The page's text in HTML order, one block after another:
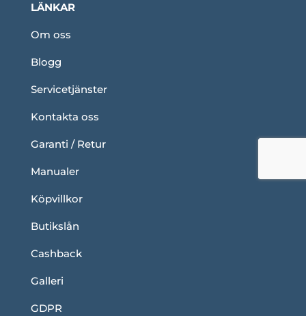
LÄNKAR
Om oss
Blogg
Servicetjänster
Kontakta oss
Garanti / Retur
Manualer
Köpvillkor
Butikslån
Cashback
Galleri
GDPR